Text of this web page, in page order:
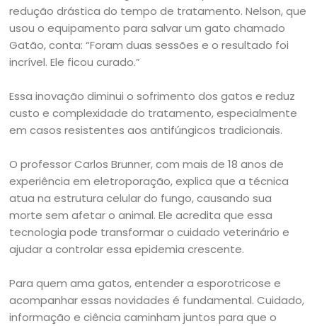
redução drástica do tempo de tratamento. Nelson, que
usou o equipamento para salvar um gato chamado
Gatão, conta: “Foram duas sessões e o resultado foi
incrível. Ele ficou curado.”
Essa inovação diminui o sofrimento dos gatos e reduz
custo e complexidade do tratamento, especialmente
em casos resistentes aos antifúngicos tradicionais.
O professor Carlos Brunner, com mais de 18 anos de
experiência em eletroporação, explica que a técnica
atua na estrutura celular do fungo, causando sua
morte sem afetar o animal. Ele acredita que essa
tecnologia pode transformar o cuidado veterinário e
ajudar a controlar essa epidemia crescente.
Para quem ama gatos, entender a esporotricose e
acompanhar essas novidades é fundamental. Cuidado,
informação e ciência caminham juntos para que o